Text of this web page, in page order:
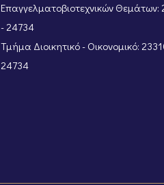
Επαγγελματοβιοτεχνικών Θεμάτων:
- 24734
Τμήμα Διοικητικό - Οικονομικό:
24734